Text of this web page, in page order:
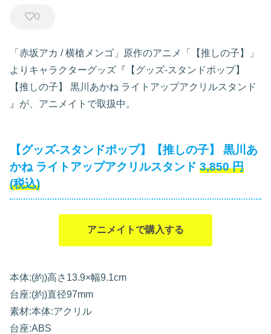
0
「赤坂アカ / 横槍メンゴ」原作のアニメ「【推しの子】」
よりキャラクターグッズ『【グッズ-スタンドポップ】
【推しの子】 黒川あかね ライトアップアクリルスタンド
』が、アニメイトで取扱中。
【グッズ-スタンドポップ】【推しの子】 黒川あ
かね ライトアップアクリルスタンド 3,850 円
(税込)
アニメイトで購入する
本体:(約)高さ13.9×幅9.1cm
台座:(約)直径97mm
素材:本体:アクリル
台座:ABS